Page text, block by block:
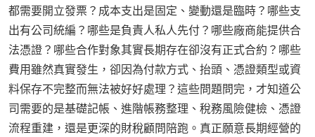
都需要開立發票？成本支出是固定、變動還是臨時？哪些支
出有公司統編？哪些是負責人私人先付？哪些廠商能提供合
法憑證？哪些合作對象其實長期存在卻沒有正式合約？哪些
費用雖然真實發生，卻因為付款方式、抬頭、憑證類型或資
料保存不完整而無法被好好處理？這些問題問完，才知道公
司需要的是基礎記帳、進階帳務整理、稅務風險健檢、憑證
流程重建，還是更深的財稅顧問陪跑。真正願意長期經營的